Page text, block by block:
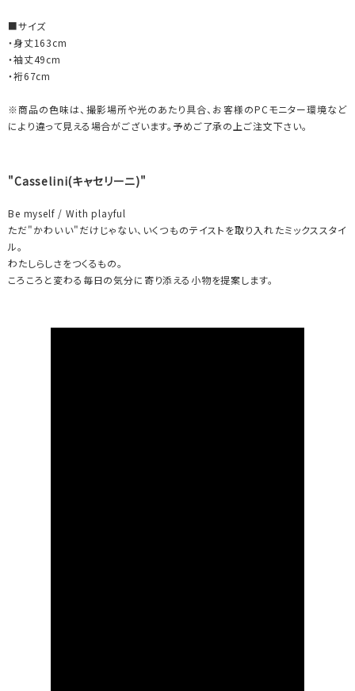
■サイズ
・身丈163cm
・袖丈49cm
・裄67cm
※商品の色味は、撮影場所や光のあたり具合、お客様のPCモニター環境など
により違って見える場合がございます。予めご了承の上ご注文下さい。
"Casselini(キャセリーニ)"
Be myself / With playful
ただ"かわいい"だけじゃない、いくつものテイストを取り入れたミックススタイ
ル。
わたしらしさをつくるもの。
ころころと変わる毎日の気分に寄り添える小物を提案します。